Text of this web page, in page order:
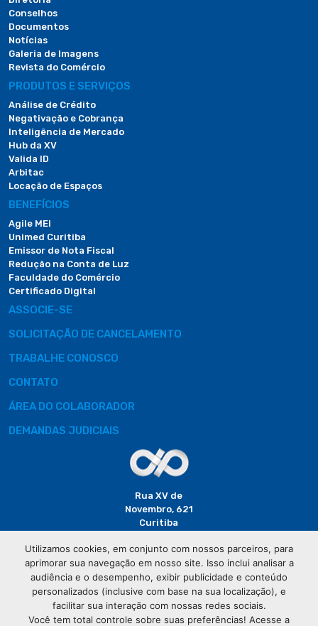
Conselhos
Documentos
Notícias
Galeria de Imagens
Revista do Comércio
PRODUTOS E SERVIÇOS
Análise de Crédito
Negativação e Cobrança
Inteligência de Mercado
Hub da XV
Valida ID
Arbitac
Locação de Espaços
BENEFÍCIOS
Agile MEI
Unimed Curitiba
Emissor de Nota Fiscal
Redução na Conta de Luz
Faculdade do Comércio
Certificado Digital
ASSOCIE-SE
SOLICITAÇÃO DE CANCELAMENTO
TRABALHE CONOSCO
CONTATO
ÁREA DO COLABORADOR
DEMANDAS JUDICIAIS
Rua XV de
Novembro, 621
Curitiba
(41) 3320-
2929
Utilizamos cookies, em conjunto com nossos parceiros, para
aprimorar sua navegação em nosso site. Isso inclui analisar a
audiência e o desempenho, exibir publicidade e conteúdo
personalizados (inclusive com base na sua localização), e
facilitar sua interação com nossas redes sociais.
Você tem total controle sobre suas preferências! Acesse a